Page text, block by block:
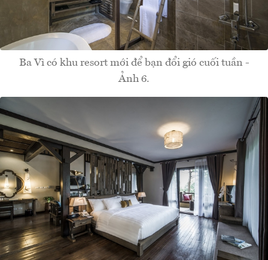
Ba Vì có khu resort mới để bạn đổi gió cuối tuần -
Ảnh 6.